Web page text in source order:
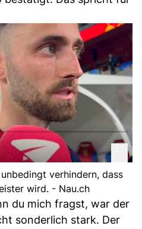
verhindern, dass
wird. - Nau.ch
du mich fragst, war der
sonderlich stark. Der